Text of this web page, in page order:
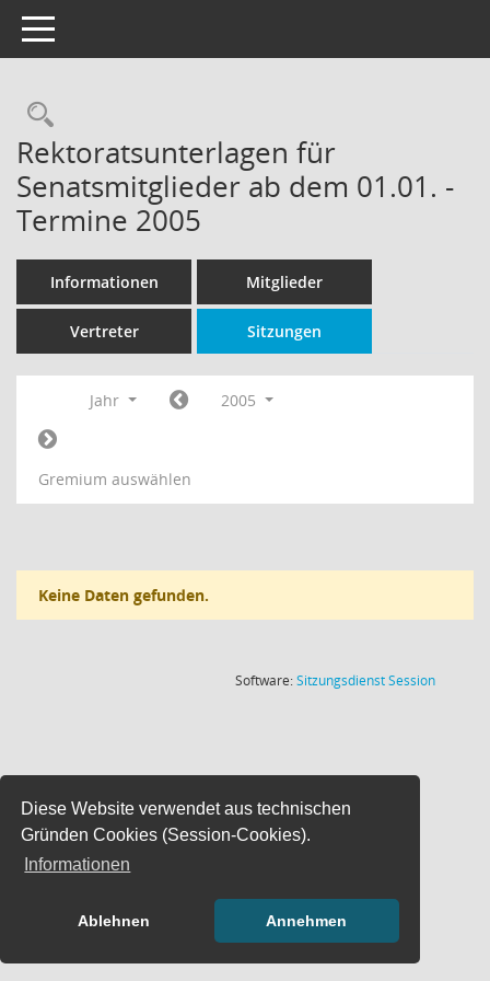
Diese Website verwendet aus technischen
Gründen Cookies (Session-Cookies).
Informationen
Ablehnen Annehmen
Toggle navigation
Rechercheauswahl
Rektoratsunterlagen für
Senatsmitglieder ab dem 01.01. -
Termine 2005
Informationen Mitglieder
Vertreter Sitzungen
Jahr 2005
Gremium auswählen
Keine Daten gefunden.
Software:SitzungsdienstSession(Wird in